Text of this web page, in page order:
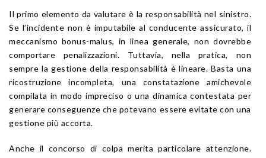
Il primo elemento da valutare è la responsabilità nel sinistro.
Se l’incidente non è imputabile al conducente assicurato, il
meccanismo bonus-malus, in linea generale, non dovrebbe
comportare penalizzazioni. Tuttavia, nella pratica, non
sempre la gestione della responsabilità è lineare. Basta una
ricostruzione incompleta, una constatazione amichevole
compilata in modo impreciso o una dinamica contestata per
generare conseguenze che potevano essere evitate con una
gestione più accorta.
Anche il concorso di colpa merita particolare attenzione.